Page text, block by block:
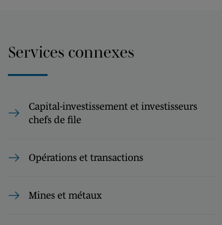
Services connexes
Capital-investissement et investisseurs
chefs de file
Opérations et transactions
Mines et métaux